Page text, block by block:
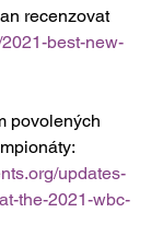
recenzovat
best-new-
povolených
updates-
the-2021-wbc-